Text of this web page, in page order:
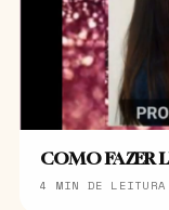
COMO FAZER
4 MIN DE LEITURA